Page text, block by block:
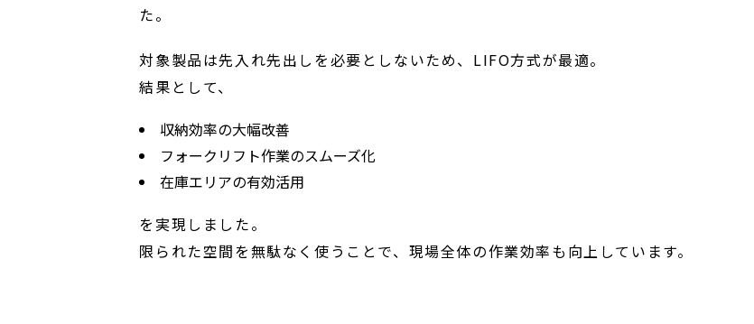
た。
対象製品は先入れ先出しを必要としないため、LIFO方式が最適。
結果として、
収納効率の大幅改善
フォークリフト作業のスムーズ化
在庫エリアの有効活用
を実現しました。
限られた空間を無駄なく使うことで、現場全体の作業効率も向上しています。